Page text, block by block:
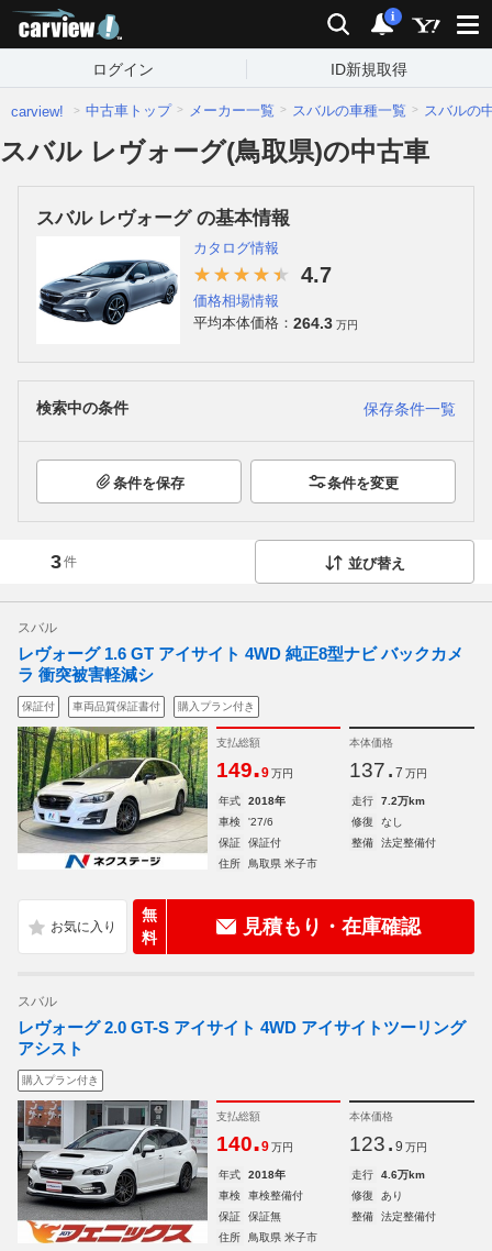
検索 通知
i
ログイン ID新規取得
carview! 中古車トップ メーカー一覧 スバルの車種一覧 スバルの
スバル レヴォーグ(鳥取県)の中古車
スバル レヴォーグ の基本情報
カタログ情報
4.7
価格相場情報
平均本体価格： 264.3 万円
検索中の条件 保存条件一覧
条件を保存 条件を変更
3件 並び替え
スバル
レヴォーグ 1.6 GT アイサイト 4WD 純正8型ナビ バックカメ
ラ 衝突被害軽減シ
保証付 車両品質保証書付 購入プラン付き
支払総額
149.9 万円
本体価格
137. 7 万円
年式 2018年 走行
7.2万km
車検
'27/6 修復
なし
保証
保証付 整備
法定整備付
住所
鳥取県 米子市
無
料
見積もり・在庫確認
スバル
レヴォーグ 2.0 GT-S アイサイト 4WD アイサイトツーリング
アシスト
購入プラン付き
支払総額
140.9 万円
本体価格
123. 9 万円
年式 2018年 走行
4.6万km
車検
車検整備付 修復
あり
保証
保証無 整備
法定整備付
住所
鳥取県 米子市